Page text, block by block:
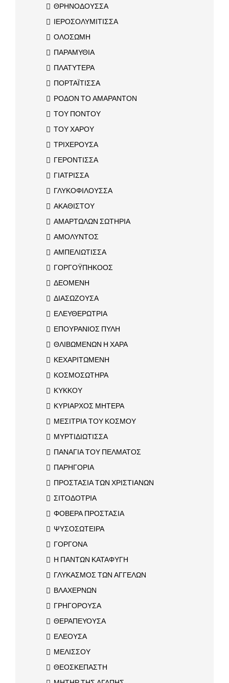
ΘΡΗΝΟΔΟΥΣΣΑ
ΙΕΡΟΣΟΛΥΜΙΤΙΣΣΑ
ΟΛΟΣΩΜΗ
ΠΑΡΑΜΥΘΙΑ
ΠΛΑΤΥΤΕΡΑ
ΠΟΡΤΑΪΤΙΣΣΑ
ΡΟΔΟΝ ΤΟ ΑΜΑΡΑΝΤΟΝ
ΤΟΥ ΠΟΝΤΟΥ
ΤΟΥ ΧΑΡΟΥ
ΤΡΙΧΕΡΟΥΣΑ
ΓΕΡΟΝΤΙΣΣΑ
ΓΙΑΤΡΙΣΣΑ
ΓΛΥΚΟΦΙΛΟΥΣΣΑ
ΑΚΑΘΙΣΤΟΥ
ΑΜΑΡΤΩΛΩΝ ΣΩΤΗΡΙΑ
ΑΜΟΛΥΝΤΟΣ
ΑΜΠΕΛΙΩΤΙΣΣΑ
ΓΟΡΓΟΫΠΗΚΟΟΣ
ΔΕΟΜΕΝΗ
ΔΙΑΣΩΖΟΥΣΑ
ΕΛΕΥΘΕΡΩΤΡΙΑ
ΕΠΟΥΡΑΝΙΟΣ ΠΥΛΗ
ΘΛΙΒΩΜΕΝΩΝ Η ΧΑΡΑ
ΚΕΧΑΡΙΤΩΜΕΝΗ
ΚΟΣΜΟΣΩΤΗΡΑ
ΚΥΚΚΟΥ
ΚΥΡΙΑΡΧΟΣ ΜΗΤΕΡΑ
ΜΕΣΙΤΡΙΑ ΤΟΥ ΚΟΣΜΟΥ
ΜΥΡΤΙΔΙΩΤΙΣΣΑ
ΠΑΝΑΓΙΑ ΤΟΥ ΠΕΛΜΑΤΟΣ
ΠΑΡΗΓΟΡΙΑ
ΠΡΟΣΤΑΣΙΑ ΤΩΝ ΧΡΙΣΤΙΑΝΩΝ
ΣΙΤΟΔΟΤΡΙΑ
ΦΟΒΕΡΑ ΠΡΟΣΤΑΣΙΑ
ΨΥΣΟΣΩΤΕΙΡΑ
ΓΟΡΓΟΝΑ
Η ΠΑΝΤΩΝ ΚΑΤΑΦΥΓΗ
ΓΛΥΚΑΣΜΟΣ ΤΩΝ ΑΓΓΕΛΩΝ
ΒΛΑΧΕΡΝΩΝ
ΓΡΗΓΟΡΟΥΣΑ
ΘΕΡΑΠΕΥΟΥΣΑ
ΕΛΕΟΥΣΑ
ΜΕΛΙΣΣΟΥ
ΘΕΟΣΚΕΠΑΣΤΗ